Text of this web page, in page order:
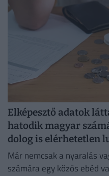
Elképesztő adatok
hatodik magyar
dolog is elérhetetlen
Már nemcsak a nyaralás
számára egy közös ebéd